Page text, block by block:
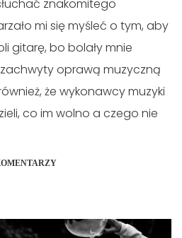
znakomitego
mi się myśleć o tym, aby
gitarę, bo bolały mnie
zachwyty oprawą muzyczną
że wykonawcy muzyki
co im wolno a czego nie